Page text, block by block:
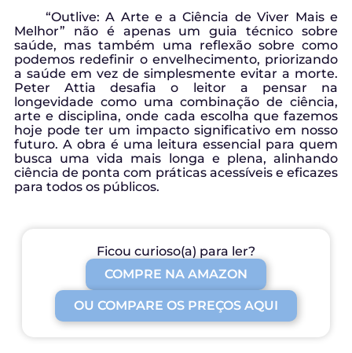
“Outlive: A Arte e a Ciência de Viver Mais e
Melhor” não é apenas um guia técnico sobre
saúde, mas também uma reflexão sobre como
podemos redefinir o envelhecimento, priorizando
a saúde em vez de simplesmente evitar a morte.
Peter Attia desafia o leitor a pensar na
longevidade como uma combinação de ciência,
arte e disciplina, onde cada escolha que fazemos
hoje pode ter um impacto significativo em nosso
futuro. A obra é uma leitura essencial para quem
busca uma vida mais longa e plena, alinhando
ciência de ponta com práticas acessíveis e eficazes
para todos os públicos.
Ficou curioso(a) para ler?
COMPRE NA AMAZON
OU COMPARE OS PREÇOS AQUI